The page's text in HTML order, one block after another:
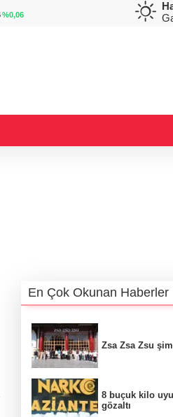
GBP
En Çok Okunan Haberler
Zsa Zsa Zsu
8 buçuk kilo
gözaltı